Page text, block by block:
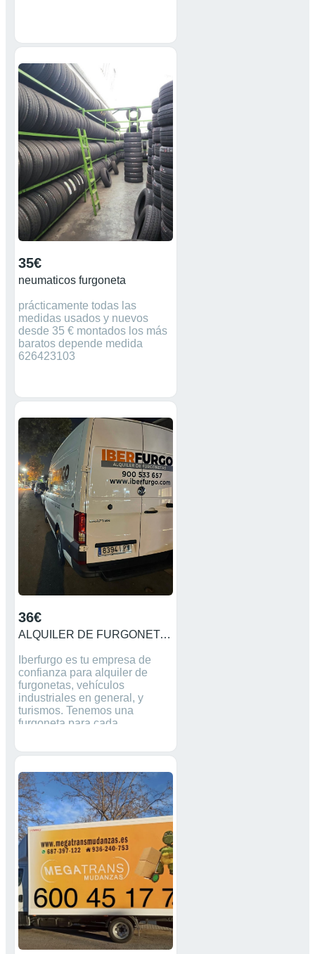
35€
neumaticos furgoneta
prácticamente todas las
medidas usados y nuevos
desde 35 € montados los más
baratos depende medida
626423103
36€
ALQUILER DE FURGONETAS CON OPCIÓN A COMPRA
Iberfurgo es tu empresa de
confianza para alquiler de
furgonetas, vehículos
industriales en general, y
turismos. Tenemos una
furgoneta para cada
volúmenes y pasajeros.
Hospitalet, Castelldefels,
Sitges, Cunit, Cubelles,
Calafell, Sant Pere de Ribes,
Vilafranca del Penedès,
Vilanova i la Geltrú, Tarragona.
Alquiler con opción a compra,
desde 45€+ IVA/día. Échale un
vistazo a nuestra web
iberfurgo.com para conocer la
flota y los precios. O bien,
puede consultarnos por
teléfono y le daremos
presupuesto personalizado.